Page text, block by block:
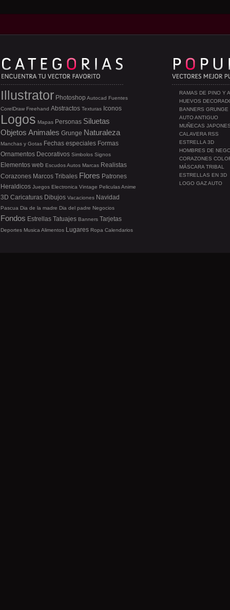
RAMAS DE PINO Y
HUEVOS
BANNERS GRUNGE
AUTO ANTIGUO
MUÑECAS
CALAVERA RSS
ESTRELLA 3D
HOMBRES DE
CORAZONES
MÁSCARA TRIBAL
ESTRELLAS EN 3D
LOGO GAZ AUTO
Illustrator Photoshop Autocad Fuentes
CorelDraw Freehand Abstractos Texturas Iconos
Logos Mapas Personas Siluetas
Objetos Animales Grunge Naturaleza
Manchas y Gotas Fechas especiales Formas
Ornamentos Decorativos Simbolos Signos
Elementos web EscudosAutos Marcas Realistas
Corazones Marcos Tribales Flores Patrones
Heraldicos Juegos Electronica Vintage PeliculasAnime
3D Caricaturas Dibujos Vacaciones Navidad
Pascua Dia de la madre Dia del padre Negocios
Fondos Estrellas Tatuajes Banners Tarjetas
Deportes Musica Alimentos Lugares Ropa Calendarios